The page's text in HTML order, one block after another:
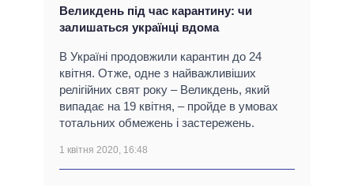
Великдень під час карантину: чи
залишаться українці вдома
В Україні продовжили карантин до 24
квітня. Отже, одне з найважливіших
релігійних свят року – Великдень, який
випадає на 19 квітня, – пройде в умовах
тотальних обмежень і застережень.
1 квітня 2020, 16:48